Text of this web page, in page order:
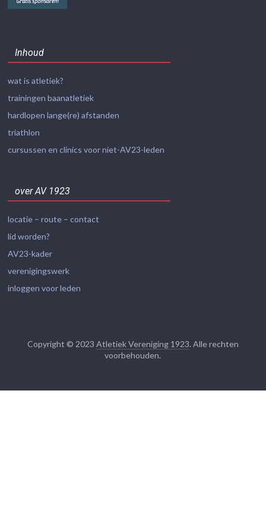
Inhoud
wat is atletiek?
trainingen baanatletiek
hardlopen lange(re) afstanden
triathlon
cursussen en clinics voor niet-AV23-leden
over AV 1923
locatie – route – contact
lid worden?
AV23-kader
verenigingswerk
inloggen voor leden
Copyright © 2023 Atletiek Vereniging 1923. Alle rechten
voorbehouden.